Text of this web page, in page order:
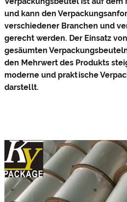
und kann den
verschiedener Branchen und
gerecht werden. Der Einsatz
gesäumten
den Mehrwert des Produkts
moderne und praktische